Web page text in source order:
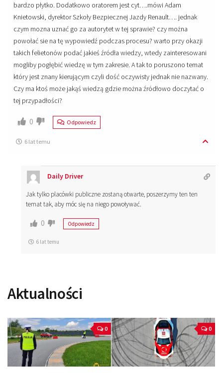
bardzo płytko. Dodatkowo oratorem jest cyt….mówi Adam
Knietowski, dyrektor Szkoły Bezpiecznej Jazdy Renault…. jednak
czym mozna uznać go za autorytet w tej sprawie? czy można
powołać sie na tę wypowiedź podczas procesu? warto przy okazji
takich felietonów podać jakieś źródła wiedzy, wtedy zainteresowani
mogliby pogłębić wiedzę w tym zakresie. A tak to poruszono temat
który jest znany kierującym czyli dość oczywisty jednak nie nazwany.
Czy ma ktoś może jakąś wiedzą gdzie można źródłowo doczytać o
tej przypadłości?
0 Odpowiedz
6 lat temu
Daily Driver
Jak tylko placówki publiczne zostaną otwarte, poszerzymy ten ten
temat tak, aby móc się na niego powoływać.
0 Odpowiedz
6 lat temu
Aktualności
0 0